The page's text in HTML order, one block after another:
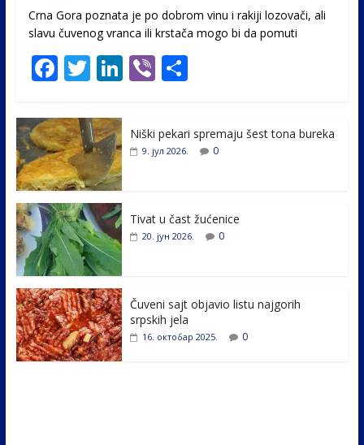
Crna Gora poznata je po dobrom vinu i rakiji lozovači, ali
slavu čuvenog vranca ili krstača mogo bi da pomuti
F
e
b
o
o
k
T
itt
er
Li
e
Vi
er
S
e
Niški pekari spremaju šest tona bureka
9. јул 2026. 0
Tivat u čast žućenice
20. јун 2026. 0
Čuveni sajt objavio listu najgorih
srpskih jela
16. октобар 2025. 0